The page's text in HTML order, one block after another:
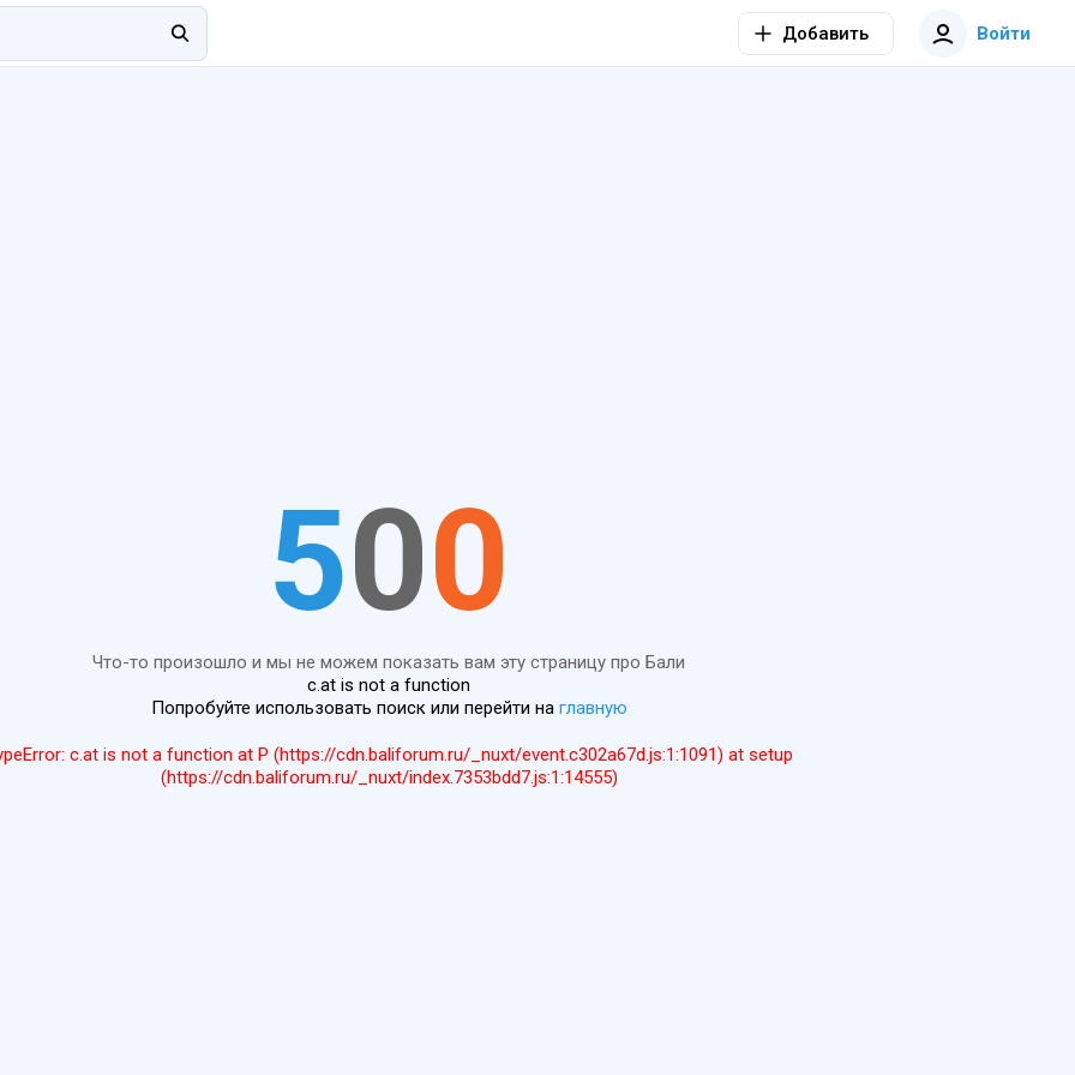
Добавить Войти
500
Что-то произошло и мы не можем показать вам эту страницу про Бали
c.at is not a function
Попробуйте использовать поиск или перейти на главную
c.at is not a function at P (https://cdn.baliforum.ru/_nuxt/event.c302a67d.js:1:1091) at setup
(https://cdn.baliforum.ru/_nuxt/index.7353bdd7.js:1:14555)